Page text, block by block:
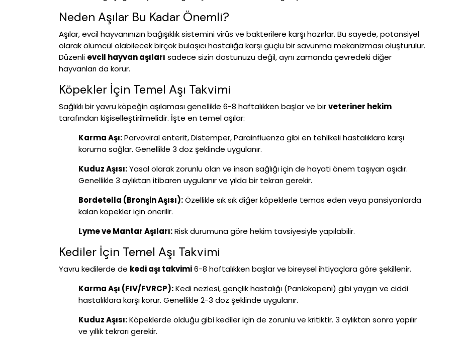
Neden Aşılar Bu Kadar Önemli?
Aşılar, evcil hayvanınızın bağışıklık sistemini virüs ve bakterilere karşı hazırlar. Bu sayede, potansiyel
olarak ölümcül olabilecek birçok bulaşıcı hastalığa karşı güçlü bir savunma mekanizması oluşturulur.
Düzenli evcil hayvan aşıları sadece sizin dostunuzu değil, aynı zamanda çevredeki diğer
hayvanları da korur.
Köpekler İçin Temel Aşı Takvimi
Sağlıklı bir yavru köpeğin aşılaması genellikle 6-8 haftalıkken başlar ve birveteriner hekim
tarafından kişiselleştirilmelidir. İşte en temel aşılar:
Karma Aşı:Parvoviral enterit, Distemper, Parainfluenza gibi en tehlikeli hastalıklara karşı
koruma sağlar. Genellikle 3 doz şeklinde uygulanır.
Kuduz Aşısı:Yasal olarak zorunlu olan ve insan sağlığı için de hayati önem taşıyan aşıdır.
Genellikle 3 aylıktan itibaren uygulanır ve yılda bir tekrarı gerekir.
Bordetella (Bronşin Aşısı):Özellikle sık sık diğer köpeklerle temas eden veya pansiyonlarda
kalan köpekler için önerilir.
Lyme ve Mantar Aşıları:Risk durumuna göre hekim tavsiyesiyle yapılabilir.
Kediler İçin Temel Aşı Takvimi
Yavru kedilerde de kedi aşı takvimi6-8 haftalıkken başlar ve bireysel ihtiyaçlara göre şekillenir.
Karma Aşı (FIV/FVRCP):Kedi nezlesi, gençlik hastalığı (Panlökopeni) gibi yaygın ve ciddi
hastalıklara karşı korur. Genellikle 2-3 doz şeklinde uygulanır.
Kuduz Aşısı:Köpeklerde olduğu gibi kediler için de zorunlu ve kritiktir. 3 aylıktan sonra yapılır
ve yıllık tekrarı gerekir.